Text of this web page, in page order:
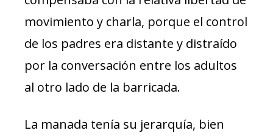
movimiento y charla, porque el control
de los padres era distante y distraído
por la conversación entre los adultos
al otro lado de la barricada.
La manada tenía su jerarquía, bien